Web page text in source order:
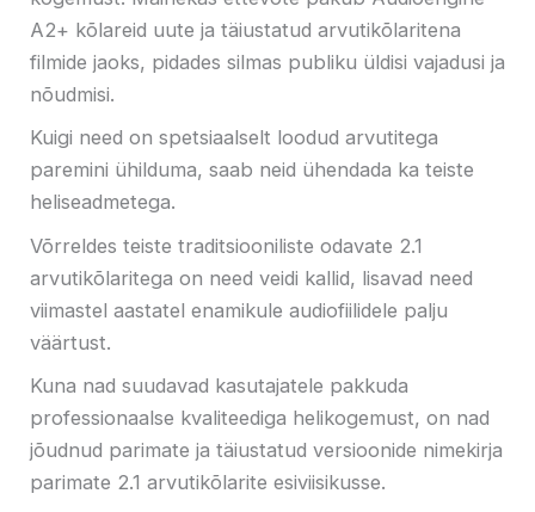
A2+ kõlareid uute ja täiustatud arvutikõlaritena
filmide jaoks, pidades silmas publiku üldisi vajadusi ja
nõudmisi.
Kuigi need on spetsiaalselt loodud arvutitega
paremini ühilduma, saab neid ühendada ka teiste
heliseadmetega.
Võrreldes teiste traditsiooniliste odavate 2.1
arvutikõlaritega on need veidi kallid, lisavad need
viimastel aastatel enamikule audiofiilidele palju
väärtust.
Kuna nad suudavad kasutajatele pakkuda
professionaalse kvaliteediga helikogemust, on nad
jõudnud parimate ja täiustatud versioonide nimekirja
parimate 2.1 arvutikõlarite esiviisikusse.